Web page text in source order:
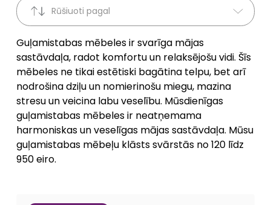
Rūšiuoti pagal
Guļamistabas mēbeles ir svarīga mājas
sastāvdaļa, radot komfortu un relaksējošu vidi. Šīs
mēbeles ne tikai estētiski bagātina telpu, bet arī
nodrošina dziļu un nomierinošu miegu, mazina
stresu un veicina labu veselību. Mūsdienīgas
guļamistabas mēbeles ir neatņemama
harmoniskas un veselīgas mājas sastāvdaļa. Mūsu
guļamistabas mēbeļu klāsts svārstās no 120 līdz
950 eiro.